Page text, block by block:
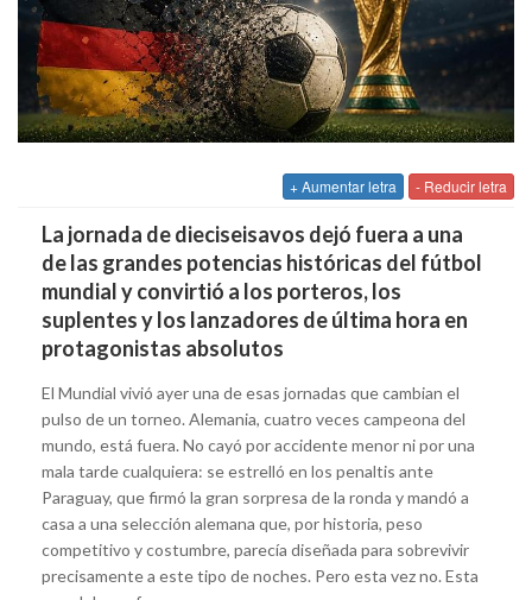
+ Aumentar letra - Reducir letra
La jornada de dieciseisavos dejó fuera a una
de las grandes potencias históricas del fútbol
mundial y convirtió a los porteros, los
suplentes y los lanzadores de última hora en
protagonistas absolutos
El Mundial vivió ayer una de esas jornadas que cambian el
pulso de un torneo. Alemania, cuatro veces campeona del
mundo, está fuera. No cayó por accidente menor ni por una
mala tarde cualquiera: se estrelló en los penaltis ante
Paraguay, que firmó la gran sorpresa de la ronda y mandó a
casa a una selección alemana que, por historia, peso
competitivo y costumbre, parecía diseñada para sobrevivir
precisamente a este tipo de noches. Pero esta vez no. Esta